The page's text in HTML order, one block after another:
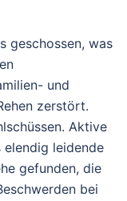
geschossen, was
und
zerstört.
Aktive
leidende
gefunden, die
bei